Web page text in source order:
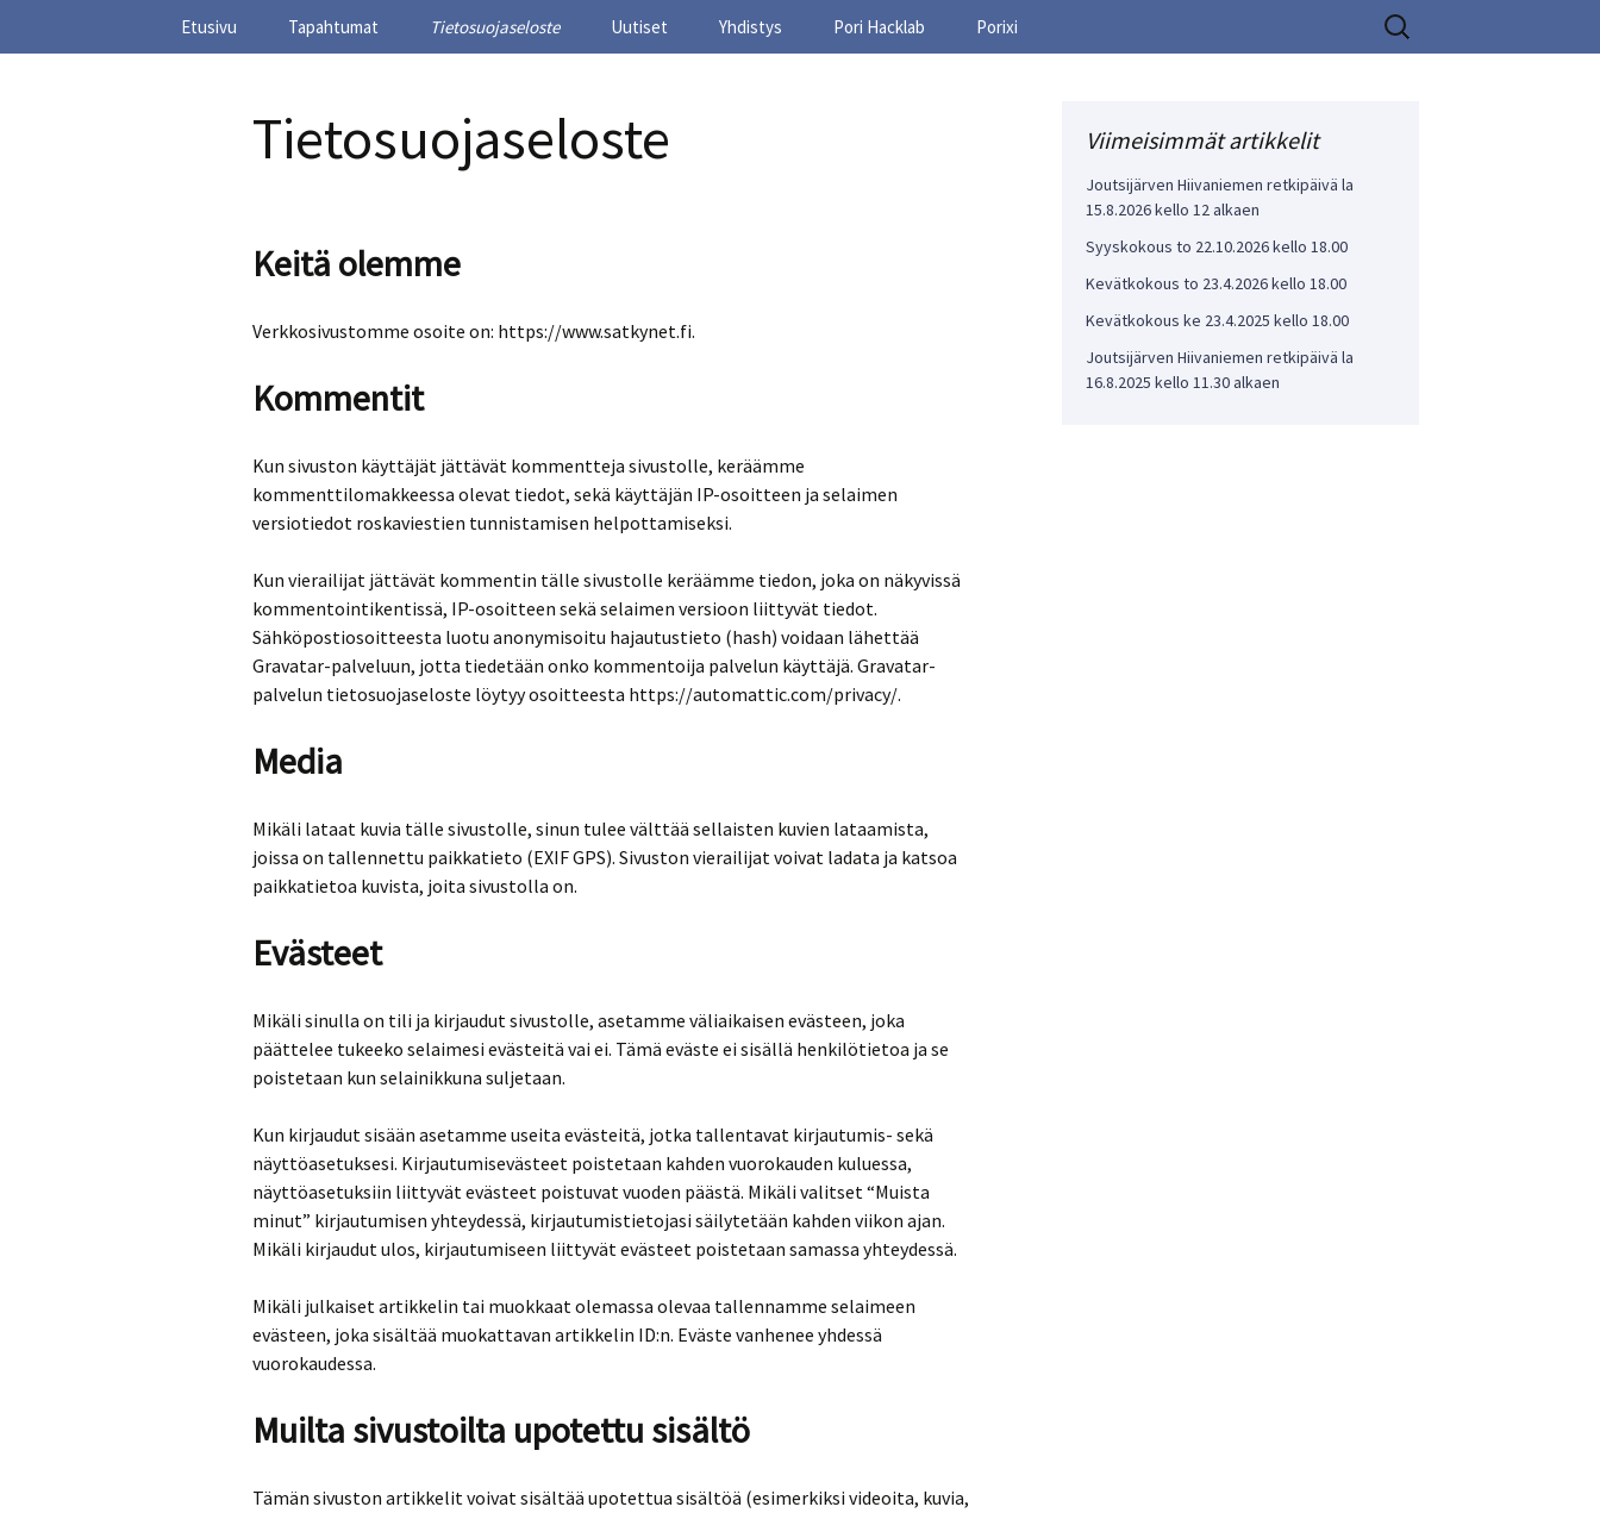
TIVIA Satakunta ry
Etusivu Tapahtumat Tietosuojaseloste Uutiset Yhdistys Pori Hacklab Porixi
Haku:
Tietosuojaseloste
Keitä olemme
Verkkosivustomme osoite on: https://www.satkynet.fi.
Kommentit
Kun sivuston käyttäjät jättävät kommentteja sivustolle, keräämme
kommenttilomakkeessa olevat tiedot, sekä käyttäjän IP-osoitteen ja selaimen
versiotiedot roskaviestien tunnistamisen helpottamiseksi.
Kun vierailijat jättävät kommentin tälle sivustolle keräämme tiedon, joka on näkyvissä
kommentointikentissä, IP-osoitteen sekä selaimen versioon liittyvät tiedot.
Sähköpostiosoitteesta luotu anonymisoitu hajautustieto (hash) voidaan lähettää
Gravatar-palveluun, jotta tiedetään onko kommentoija palvelun käyttäjä. Gravatar-
palvelun tietosuojaseloste löytyy osoitteesta https://automattic.com/privacy/.
Media
Mikäli lataat kuvia tälle sivustolle, sinun tulee välttää sellaisten kuvien lataamista,
joissa on tallennettu paikkatieto (EXIF GPS). Sivuston vierailijat voivat ladata ja katsoa
paikkatietoa kuvista, joita sivustolla on.
Evästeet
Mikäli sinulla on tili ja kirjaudut sivustolle, asetamme väliaikaisen evästeen, joka
päättelee tukeeko selaimesi evästeitä vai ei. Tämä eväste ei sisällä henkilötietoa ja se
poistetaan kun selainikkuna suljetaan.
Kun kirjaudut sisään asetamme useita evästeitä, jotka tallentavat kirjautumis- sekä
näyttöasetuksesi. Kirjautumisevästeet poistetaan kahden vuorokauden kuluessa,
näyttöasetuksiin liittyvät evästeet poistuvat vuoden päästä. Mikäli valitset “Muista
minut” kirjautumisen yhteydessä, kirjautumistietojasi säilytetään kahden viikon ajan.
Mikäli kirjaudut ulos, kirjautumiseen liittyvät evästeet poistetaan samassa yhteydessä.
Mikäli julkaiset artikkelin tai muokkaat olemassa olevaa tallennamme selaimeen
evästeen, joka sisältää muokattavan artikkelin ID:n. Eväste vanhenee yhdessä
vuorokaudessa.
Muilta sivustoilta upotettu sisältö
Tämän sivuston artikkelit voivat sisältää upotettua sisältöä (esimerkiksi videoita, kuvia,
Viimeisimmät artikkelit
Joutsijärven Hiivaniemen retkipäivä la
15.8.2026 kello 12 alkaen
Syyskokous to 22.10.2026 kello 18.00
Kevätkokous to 23.4.2026 kello 18.00
Kevätkokous ke 23.4.2025 kello 18.00
Joutsijärven Hiivaniemen retkipäivä la
16.8.2025 kello 11.30 alkaen